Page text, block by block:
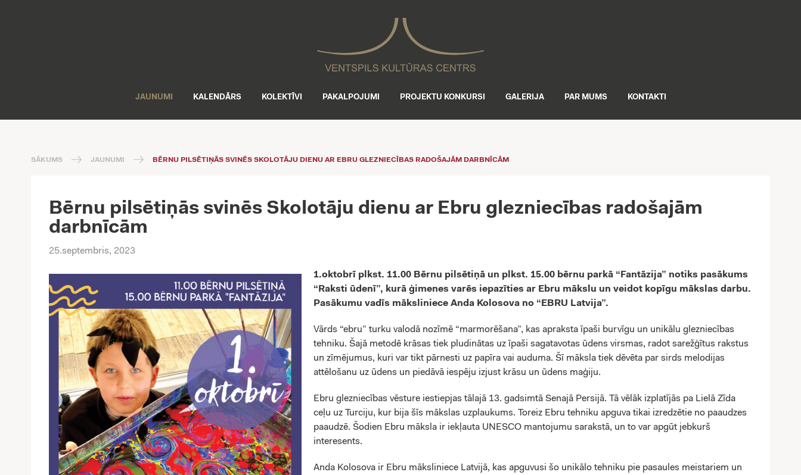
JAUNUMI KALENDĀRS KOLEKTĪVI PAKALPOJUMI PROJEKTU KONKURSI GALERIJA PAR MUMS KONTAKTI
SĀKUMS JAUNUMI BĒRNU PILSĒTIŅĀS SVINĒS SKOLOTĀJU DIENU AR EBRU GLEZNIECĪBAS RADOŠAJĀM DARBNĪCĀM
Bērnu pilsētiņās svinēs Skolotāju dienu ar Ebru glezniecības radošajām
darbnīcām
25.septembris, 2023
1.oktobrī plkst. 11.00 Bērnu pilsētiņā un plkst. 15.00 bērnu parkā “Fantāzija” notiks pasākums
“Raksti ūdenī”, kurā ģimenes varēs iepazīties ar Ebru mākslu un veidot kopīgu mākslas darbu.
Pasākumu vadīs māksliniece Anda Kolosova no “EBRU Latvija”.
Vārds “ebru” turku valodā nozīmē “marmorēšana”, kas apraksta īpaši burvīgu un unikālu glezniecības
tehniku. Šajā metodē krāsas tiek pludinātas uz īpaši sagatavotas ūdens virsmas, radot sarežģītus rakstus
un zīmējumus, kuri var tikt pārnesti uz papīra vai auduma. Šī māksla tiek dēvēta par sirds melodijas
attēlošanu uz ūdens un piedāvā iespēju izjust krāsu un ūdens maģiju.
Ebru glezniecības vēsture iestiepjas tālajā 13. gadsimtā Senajā Persijā. Tā vēlāk izplatījās pa Lielā Zīda
ceļu uz Turciju, kur bija šīs mākslas uzplaukums. Toreiz Ebru tehniku apguva tikai izredzētie no paaudzes
paaudzē. Šodien Ebru māksla ir iekļauta UNESCO mantojumu sarakstā, un to var apgūt jebkurš
interesents.
Anda Kolosova ir Ebru māksliniece Latvijā, kas apguvusi šo unikālo tehniku pie pasaules meistariem un